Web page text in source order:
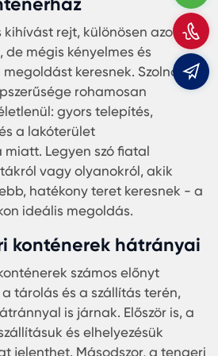
a vállalkozások számára
rugalmasság és a mobilitás.
fejlődő környezetben az
megoldást kínálnak. Nem
telepíthetők, hanem
is, ezáltal optimális
melyek időről időre
A Karmod által kínált
minőségűek, modern
minden olyan kényelmi
otthoni megoldás
kihívást rejt, különösen azok